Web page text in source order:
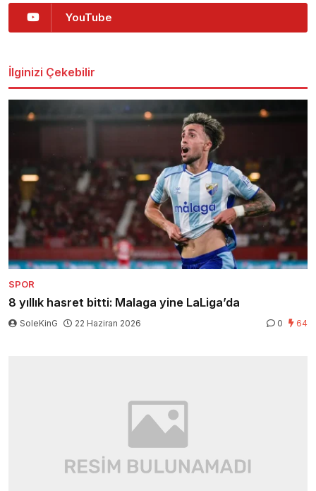
YouTube
İlginizi Çekebilir
SPOR
8 yıllık hasret bitti: Malaga yine LaLiga’da
SoleKinG 22 Haziran 2026 0 64